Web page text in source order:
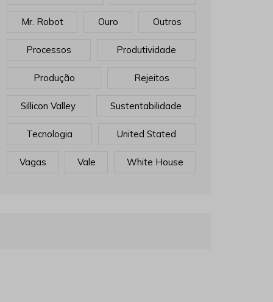
Mr. Robot Ouro Outros
Processos Produtividade
Produção Rejeitos
Sillicon Valley Sustentabilidade
Tecnologia United Stated
Vagas Vale White House